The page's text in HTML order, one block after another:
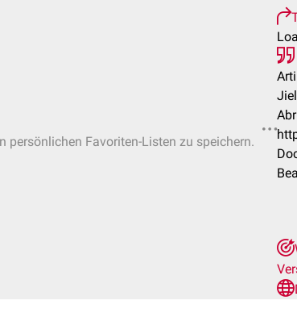
persönlichen Favoriten-Listen zu speichern.